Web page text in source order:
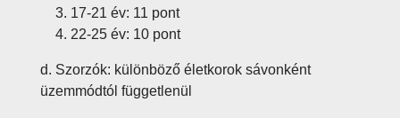
17-21 év: 11 pont
22-25 év: 10 pont
d. Szorzók: különböző életkorok sávonként
üzemmódtól függetlenül